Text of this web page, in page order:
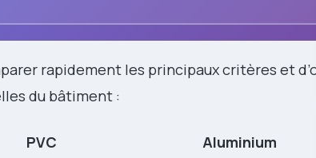
rapidement les principaux critères et
du bâtiment :
PVC
Aluminium